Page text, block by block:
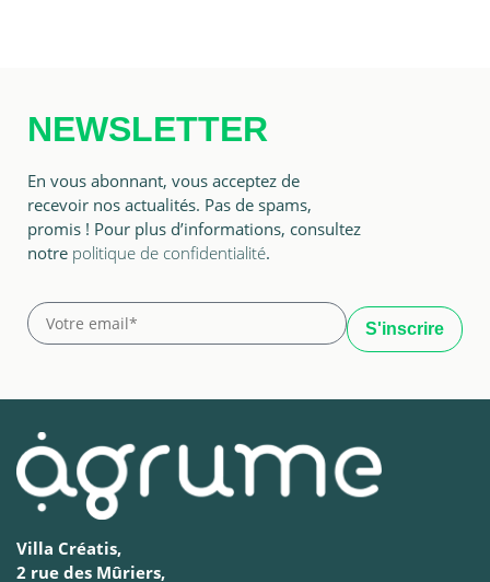
NEWSLETTER
En vous abonnant, vous acceptez de
recevoir nos actualités. Pas de spams,
promis ! Pour plus d’informations, consultez
notre politique de confidentialité.
Villa Créatis,
2 rue des Mûriers,